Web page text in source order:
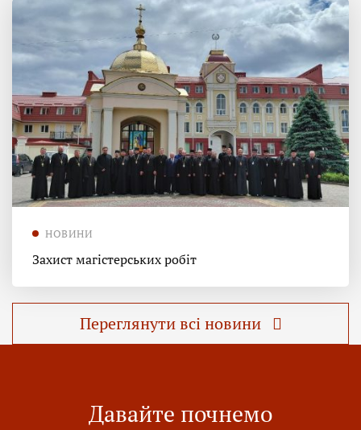
НОВИНИ
Захист магістерських робіт
Переглянути всі новини
Давайте почнемо